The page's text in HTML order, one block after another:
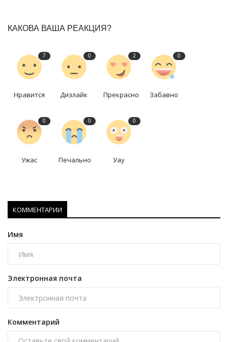
КАКОВА ВАША РЕАКЦИЯ?
7
Нравится
0
Дизлайк
2
Прекрасно
0
Забавно
0
Ужас
0
Печально
0
Уау
КОММЕНТАРИИ
Имя
Электронная почта
Комментарий